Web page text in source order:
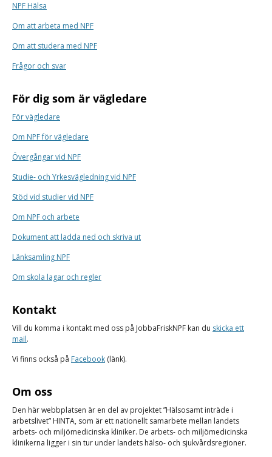
NPF Hälsa
Om att arbeta med NPF
Om att studera med NPF
Frågor och svar
För dig som är vägledare
För vägledare
Om NPF för vägledare
Övergångar vid NPF
Studie- och Yrkesvägledning vid NPF
Stöd vid studier vid NPF
Om NPF och arbete
Dokument att ladda ned och skriva ut
Länksamling NPF
Om skola lagar och regler
Kontakt
Vill du komma i kontakt med oss på JobbaFriskNPF kan du skicka ett
mail.
Vi finns också på Facebook (länk).
Om oss
Den här webbplatsen är en del av projektet ”Hälsosamt inträde i
arbetslivet” HINTA, som är ett nationellt samarbete mellan landets
arbets- och miljömedicinska kliniker. De arbets- och miljömedicinska
klinikerna ligger i sin tur under landets hälso- och sjukvårdsregioner.